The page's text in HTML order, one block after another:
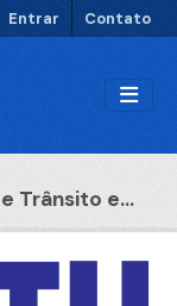
Entrar Contato
Trânsito e...